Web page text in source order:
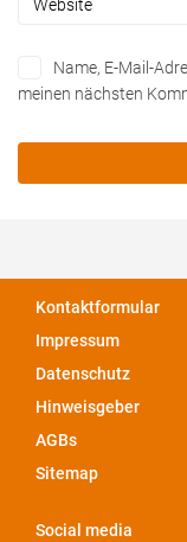
Name, E-Mail-
meinen nächsten
Kontaktformular
Impressum
Datenschutz
Hinweisgeber
AGBs
Sitemap
Social media